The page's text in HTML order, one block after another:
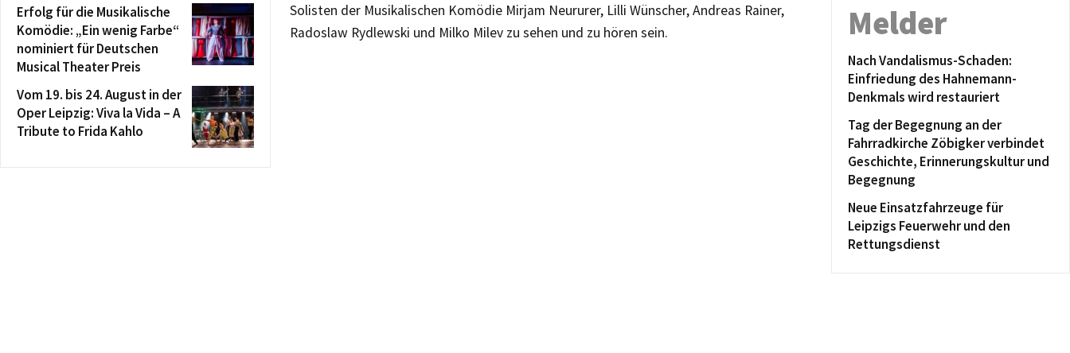
Solisten der Musikalischen Komödie Mirjam Neururer, Lilli Wünscher, Andreas Rainer,
Radoslaw Rydlewski und Milko Milev zu sehen und zu hören sein.
Erfolg für die Musikalische
Komödie: „Ein wenig Farbe“
nominiert für Deutschen
Musical Theater Preis
Vom 19. bis 24. August in der
Oper Leipzig: Viva la Vida – A
Tribute to Frida Kahlo
Melder
Nach Vandalismus-Schaden:
Einfriedung des Hahnemann-
Denkmals wird restauriert
Tag der Begegnung an der
Fahrradkirche Zöbigker verbindet
Geschichte, Erinnerungskultur und
Begegnung
Neue Einsatzfahrzeuge für
Leipzigs Feuerwehr und den
Rettungsdienst